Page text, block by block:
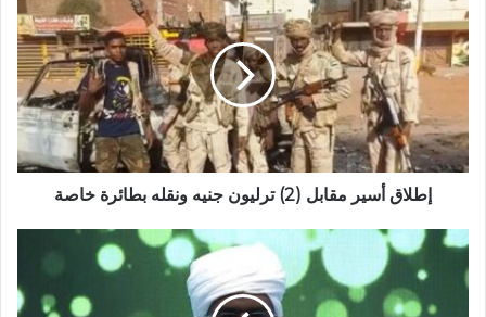
أسير
مقابل
(2)
ترليون
ونقله
بطائرة
خاصة
إطلاق أسير مقابل (2) ترليون جنيه ونقله بطائرة خاصة
فارس
يحدد
مهمته